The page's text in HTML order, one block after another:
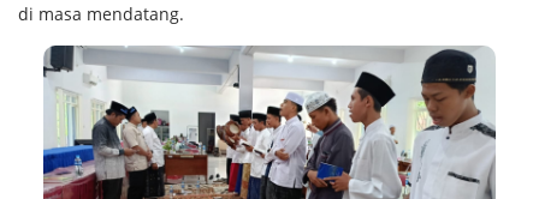
di masa mendatang.